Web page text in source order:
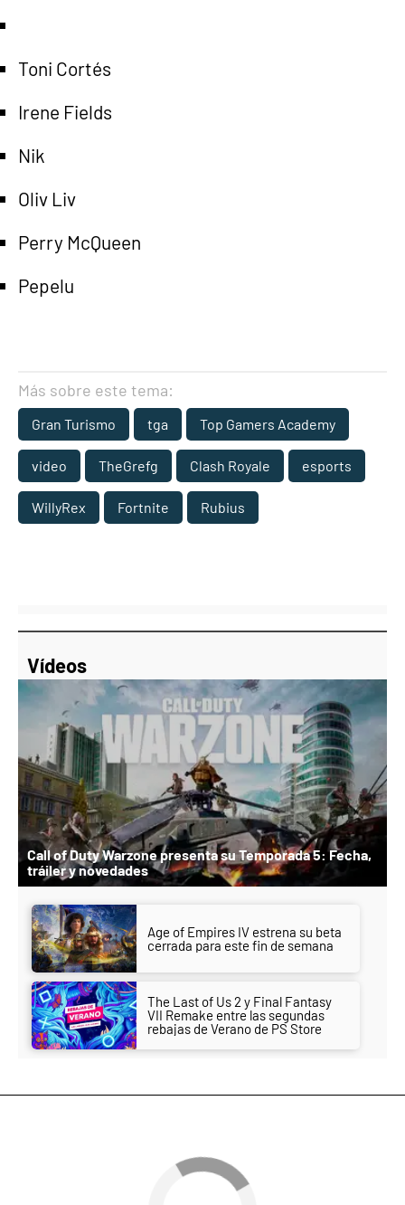
Toni Cortés
Irene Fields
Nik
Oliv Liv
Perry McQueen
Pepelu
Más sobre este tema:
Gran Turismo tga Top Gamers Academy
video TheGrefg Clash Royale esports
WillyRex Fortnite Rubius
Vídeos
Call of Duty Warzone presenta su Temporada 5: Fecha,
tráiler y novedades
Age of Empires IV estrena su beta
cerrada para este fin de semana
The Last of Us 2 y Final Fantasy
VII Remake entre las segundas
rebajas de Verano de PS Store